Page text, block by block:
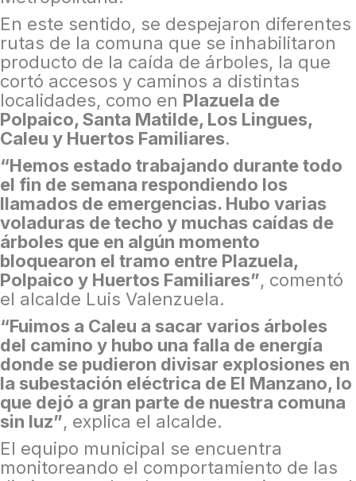
En este sentido, se despejaron diferentes
rutas de la comuna que se inhabilitaron
producto de la caída de árboles, la que
cortó accesos y caminos a distintas
localidades, como en Plazuela de
Polpaico, Santa Matilde, Los Lingues,
Caleu y Huertos Familiares.
“Hemos estado trabajando durante todo
el fin de semana respondiendo los
llamados de emergencias. Hubo varias
voladuras de techo y muchas caídas de
árboles que en algún momento
bloquearon el tramo entre Plazuela,
Polpaico y Huertos Familiares”, comentó
el alcalde Luis Valenzuela.
“Fuimos a Caleu a sacar varios árboles
del camino y hubo una falla de energía
donde se pudieron divisar explosiones en
la subestación eléctrica de El Manzano, lo
que dejó a gran parte de nuestra comuna
sin luz”, explica el alcalde.
El equipo municipal se encuentra
monitoreando el comportamiento de las